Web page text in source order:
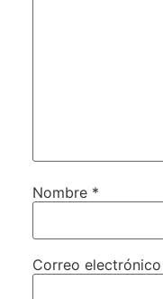
Nombre *
Correo electrónico